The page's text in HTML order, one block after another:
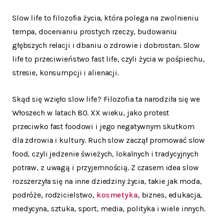
Slow life to filozofia życia, która polega na zwolnieniu
tempa, docenianiu prostych rzeczy, budowaniu
głębszych relacji i dbaniu o zdrowie i dobrostan. Slow
life to przeciwieństwo fast life, czyli życia w pośpiechu,
stresie, konsumpcji i alienacji.
Skąd się wzięło slow life? Filozofia ta narodziła się we
Włoszech w latach 80. XX wieku, jako protest
przeciwko fast foodowi i jego negatywnym skutkom
dla zdrowia i kultury. Ruch slow zaczął promować slow
food, czyli jedzenie świeżych, lokalnych i tradycyjnych
potraw, z uwagą i przyjemnością. Z czasem idea slow
rozszerzyła się na inne dziedziny życia, takie jak moda,
podróże, rodzicielstwo, kosmetyka, biznes, edukacja,
medycyna, sztuka, sport, media, polityka i wiele innych.